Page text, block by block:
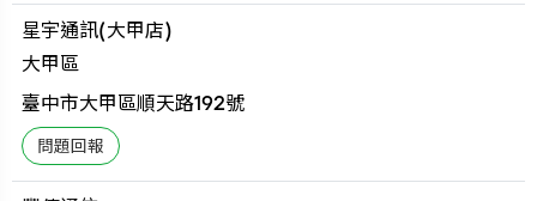
星宇通訊(大甲店)
大甲區
臺中市大甲區順天路192號